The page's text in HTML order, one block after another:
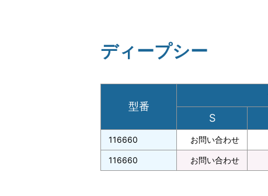
ディープシー
型番
S
116660 お問い合わせ
116660 お問い合わせ